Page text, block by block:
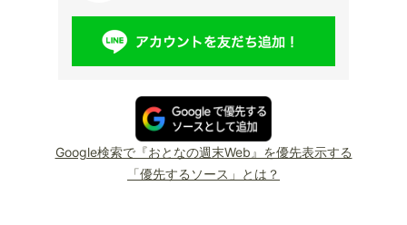
Google検索で『おとなの週末Web』を優先表示する
「優先するソース」とは？